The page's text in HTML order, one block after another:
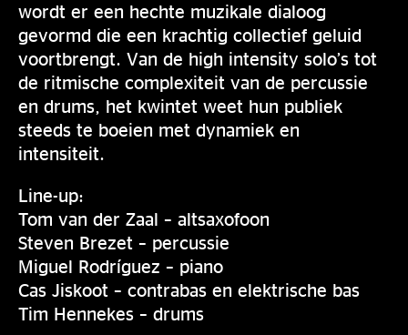
wordt er een hechte muzikale dialoog
gevormd die een krachtig collectief geluid
voortbrengt. Van de high intensity solo’s tot
de ritmische complexiteit van de percussie
en drums, het kwintet weet hun publiek
steeds te boeien met dynamiek en
intensiteit.
Line-up:
Tom van der Zaal – altsaxofoon
Steven Brezet – percussie
Miguel Rodríguez – piano
Cas Jiskoot – contrabas en elektrische bas
Tim Hennekes – drums